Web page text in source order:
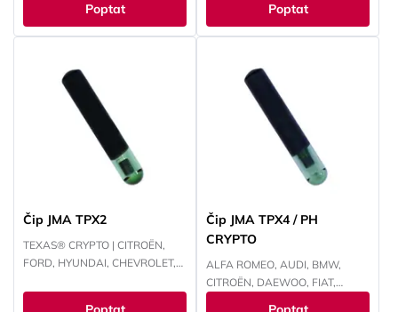
Poptat
MAZDA, MERCURY, MITSUBISHI,
PANOZ, PERODUA, PROTON,
Poptat
Čip JMA TPX2
TEXAS® CRYPTO | CITROËN,
FORD, HYUNDAI, CHEVROLET,
KIA, MAZDA, MITSUBISHI,
Čip JMA TPX4 / PH
CRYPTO
ALFA ROMEO, AUDI, BMW,
CITROËN, DAEWOO, FIAT,